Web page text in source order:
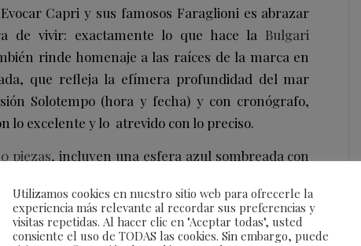
Capri y sus famosos Faraglioni es abrazar
de vivir: exactamente lo que hace la Bulgari
rinde homenaje a las raíces de la marca en
que refleja la efímera profundidad del mar
Solotempo (hora y fecha) y con cronógrafo,
lo excelente y lo atrevido con lo preciso.
piezas, incluyen una esfera azul sombreada con
en la caja de aluminio de 40 mm. El fondo
grabados añade un toque exclusivo y
hasta 100 metros, no hay mejor acompañante
Utilizamos cookies en nuestro sitio web para ofrecerle la
experiencia más relevante al recordar sus preferencias y
visitas repetidas. Al hacer clic en "Aceptar todas", usted
consiente el uso de TODAS las cookies. Sin embargo, puede